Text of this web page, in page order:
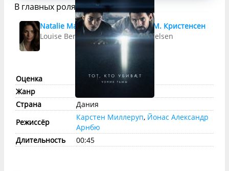
В главных ролях
Natalie Manduno
Louise Bergstein
Кеннет М. Кристенсен
Jan Michelsen
Оценка imdb:7.5КП:7.5
Жанр
Страна
Дания
Режиссёр
Карстен Миллеруп, Йонас Александр
Арнбю
Длительность
00:45